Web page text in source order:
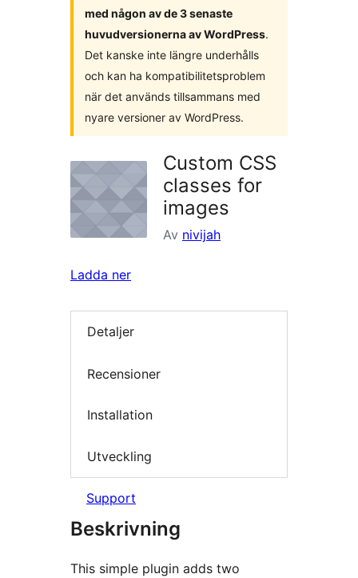
med någon av de 3 senaste
huvudversionerna av WordPress.
Det kanske inte längre underhålls
och kan ha kompatibilitetsproblem
när det används tillsammans med
nyare versioner av WordPress.
Custom CSS
classes for
images
Av nivijah
Ladda ner
Detaljer
Recensioner
Installation
Utveckling
Support
Beskrivning
This simple plugin adds two